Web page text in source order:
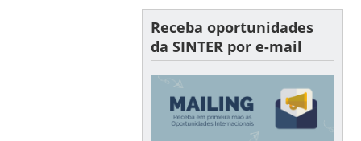
Receba oportunidades
da SINTER por e-mail